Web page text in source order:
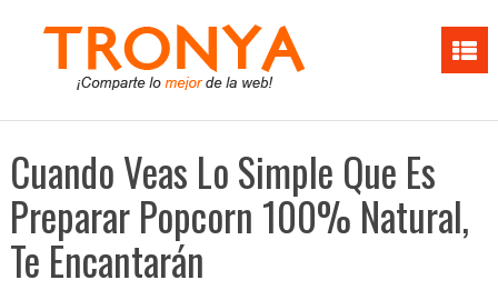
Cuando Veas Lo Simple Que Es
Preparar Popcorn 100% Natural,
Te Encantarán